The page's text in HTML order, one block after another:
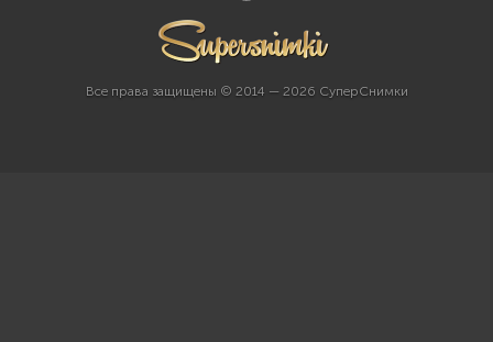
Все права защищены © 2014 — 2026 СуперСнимки